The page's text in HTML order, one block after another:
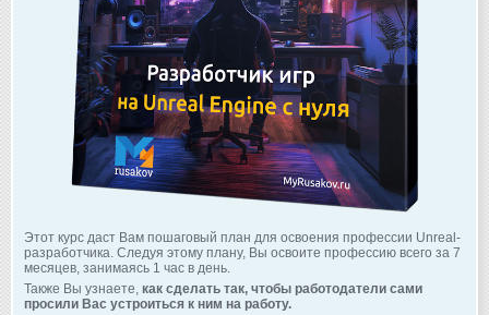
Этот курс даст Вам пошаговый план для освоения профессии Unreal-
разработчика. Следуя этому плану, Вы освоите профессию всего за 7
месяцев, занимаясь 1 час в день.
Также Вы узнаете, как сделать так, чтобы работодатели сами
просили Вас устроиться к ним на работу.